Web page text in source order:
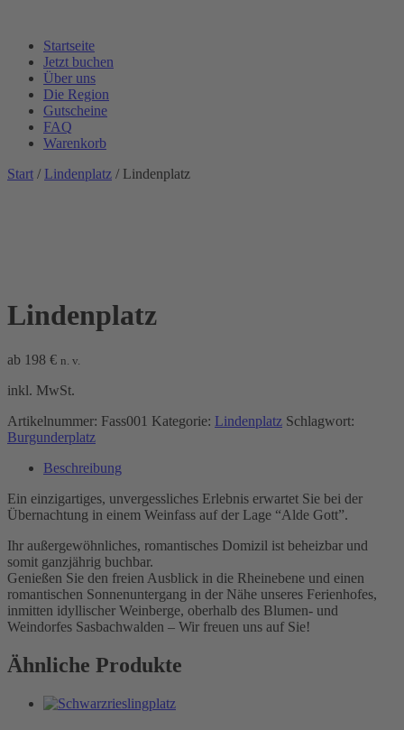
Startseite
Jetzt buchen
Über uns
Die Region
Gutscheine
FAQ
Warenkorb
Start / Lindenplatz / Lindenplatz
Lindenplatz
ab 198 € n. v.
inkl. MwSt.
Artikelnummer: Fass001 Kategorie: Lindenplatz Schlagwort:
Burgunderplatz
Beschreibung
Ein einzigartiges, unvergessliches Erlebnis erwartet Sie bei der
Übernachtung in einem Weinfass auf der Lage “Alde Gott”.
Ihr außergewöhnliches, romantisches Domizil ist beheizbar und
somit ganzjährig buchbar.
Genießen Sie den freien Ausblick in die Rheinebene und einen
romantischen Sonnenuntergang in der Nähe unseres Ferienhofes,
inmitten idyllischer Weinberge, oberhalb des Blumen- und
Weindorfes Sasbachwalden – Wir freuen uns auf Sie!
Ähnliche Produkte